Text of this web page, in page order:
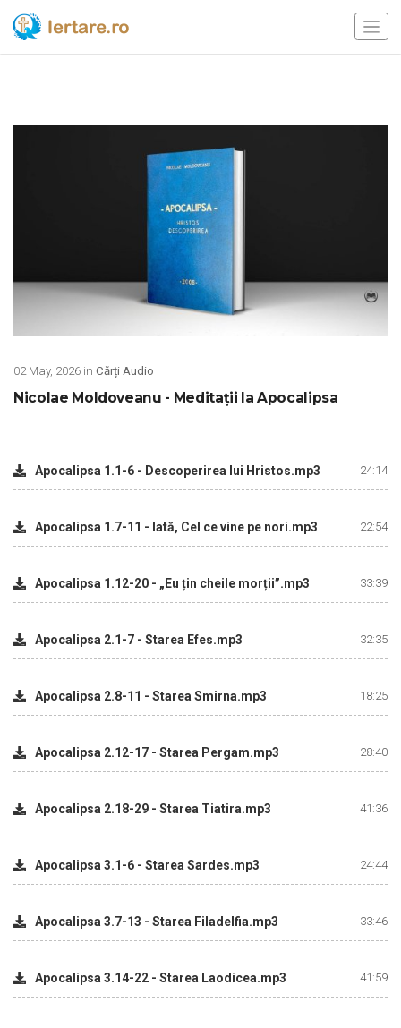
02 May, 2026 in Cărți Audio
Nicolae Moldoveanu - Meditații la Apocalipsa
Apocalipsa 1.1-6 - Descoperirea lui Hristos.mp3 24:14
Apocalipsa 1.7-11 - Iată, Cel ce vine pe nori.mp3 22:54
Apocalipsa 1.12-20 - „Eu țin cheile morții”.mp3 33:39
Apocalipsa 2.1-7 - Starea Efes.mp3 32:35
Apocalipsa 2.8-11 - Starea Smirna.mp3 18:25
Apocalipsa 2.12-17 - Starea Pergam.mp3 28:40
Apocalipsa 2.18-29 - Starea Tiatira.mp3 41:36
Apocalipsa 3.1-6 - Starea Sardes.mp3 24:44
Apocalipsa 3.7-13 - Starea Filadelfia.mp3 33:46
Apocalipsa 3.14-22 - Starea Laodicea.mp3 41:59